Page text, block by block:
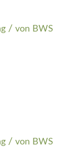
/ von BWS
/ von BWS